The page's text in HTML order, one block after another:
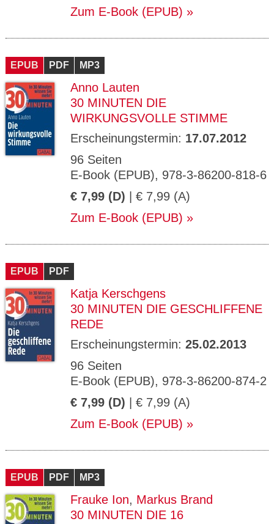
Zum E-Book (EPUB)
EPUB PDF MP3
Anno Lauten
30 MINUTEN DIE
WIRKUNGSVOLLE STIMME
Erscheinungstermin: 17.07.2012
96 Seiten
E-Book (EPUB), 978-3-86200-818-6
€ 7,99 (D) | € 7,99 (A)
Zum E-Book (EPUB)
EPUB PDF
Katja Kerschgens
30 MINUTEN DIE GESCHLIFFENE
REDE
Erscheinungstermin: 25.02.2013
96 Seiten
E-Book (EPUB), 978-3-86200-874-2
€ 7,99 (D) | € 7,99 (A)
Zum E-Book (EPUB)
EPUB PDF MP3
Frauke Ion, Markus Brand
30 MINUTEN DIE 16